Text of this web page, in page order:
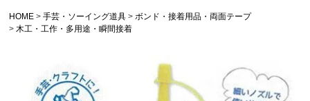
HOME 手芸・ソーイング道具
ボンド・接着用品・両面テープ
木工・工作・多用途・瞬間接着